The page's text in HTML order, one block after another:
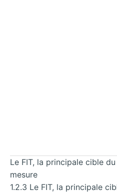
Le FIT, la principale cible
mesure
1.2.3 Le FIT, la principale